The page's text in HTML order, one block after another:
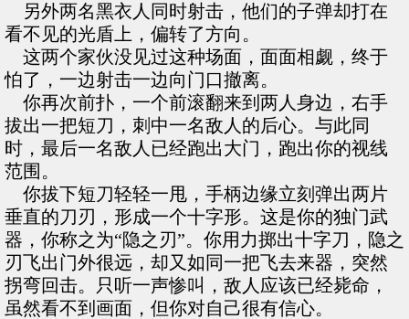
另外两名黑衣人同时射击，他们的子弹却打在
看不见的光盾上，偏转了方向。
这两个家伙没见过这种场面，面面相觑，终于
怕了，一边射击一边向门口撤离。
你再次前扑，一个前滚翻来到两人身边，右手
拔出一把短刀，刺中一名敌人的后心。与此同
时，最后一名敌人已经跑出大门，跑出你的视线
范围。
你拔下短刀轻轻一甩，手柄边缘立刻弹出两片
垂直的刀刃，形成一个十字形。这是你的独门武
器，你称之为“隐之刃”。你用力掷出十字刀，隐之
刃飞出门外很远，却又如同一把飞去来器，突然
拐弯回击。只听一声惨叫，敌人应该已经毙命，
虽然看不到画面，但你对自己很有信心。